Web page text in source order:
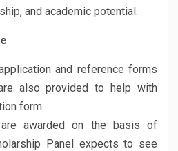
and academic potential.
and reference forms
also provided to help with
form.
awarded on the basis of
Panel expects to see